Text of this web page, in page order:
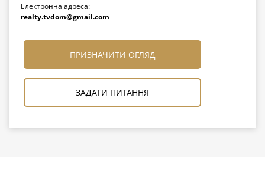
Електронна адреса:
realty.tvdom@gmail.com
ПРИЗНАЧИТИ ОГЛЯД
ЗАДАТИ ПИТАННЯ